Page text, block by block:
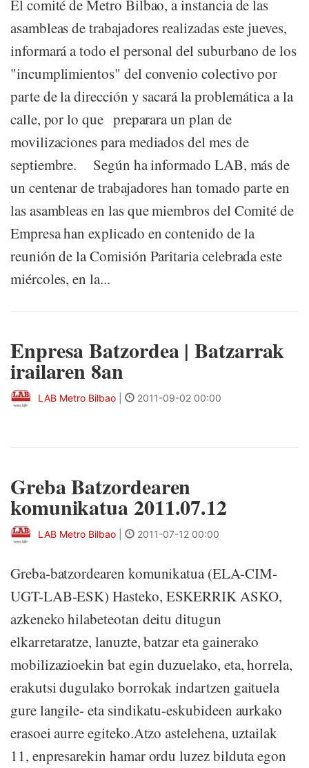
El comité de Metro Bilbao, a instancia de las
asambleas de trabajadores realizadas este jueves,
informará a todo el personal del suburbano de los
"incumplimientos" del convenio colectivo por
parte de la dirección y sacará la problemática a la
calle, por lo que preparara un plan de
movilizaciones para mediados del mes de
septiembre. Según ha informado LAB, más de
un centenar de trabajadores han tomado parte en
las asambleas en las que miembros del Comité de
Empresa han explicado en contenido de la
reunión de la Comisión Paritaria celebrada este
miércoles, en la...
Enpresa Batzordea | Batzarrak
irailaren 8an
LAB Metro Bilbao 2011-09-02 00:00
Greba Batzordearen
komunikatua 2011.07.12
LAB Metro Bilbao 2011-07-12 00:00
Greba-batzordearen komunikatua (ELA-CIM-
UGT-LAB-ESK) Hasteko, ESKERRIK ASKO,
azkeneko hilabeteotan deitu ditugun
elkarretaratze, lanuzte, batzar eta gainerako
mobilizazioekin bat egin duzuelako, eta, horrela,
erakutsi dugulako borrokak indartzen gaituela
gure langile- eta sindikatu-eskubideen aurkako
erasoei aurre egiteko.Atzo astelehena, uztailak
11, enpresarekin hamar ordu luzez bilduta egon